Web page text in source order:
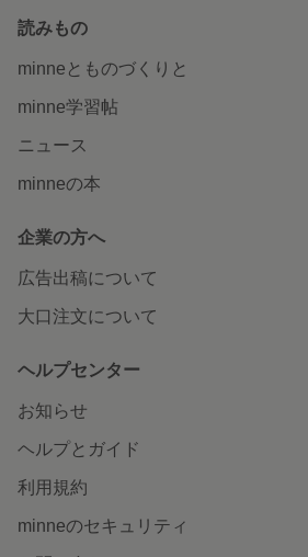
読みもの
minneとものづくりと
minne学習帖
ニュース
minneの本
企業の方へ
広告出稿について
大口注文について
ヘルプセンター
お知らせ
ヘルプとガイド
利用規約
minneのセキュリティ